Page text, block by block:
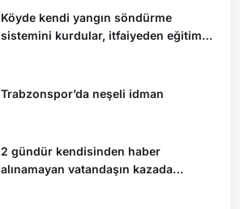
Köyde kendi yangın söndürme
sistemini kurdular, itfaiyeden eğitim
Trabzonspor’da neşeli idman
2 gündür kendisinden haber
alınamayan vatandaşın kazada